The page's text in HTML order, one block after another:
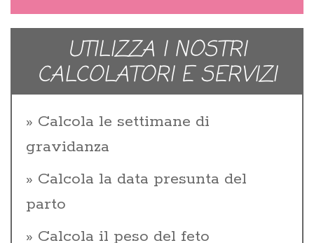
UTILIZZA I NOSTRI
CALCOLATORI E SERVIZI
Calcola le settimane di
gravidanza
Calcola la data presunta del
parto
Calcola il peso del feto